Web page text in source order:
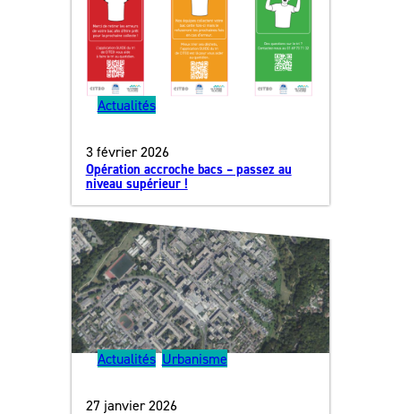
Actualités
3 février 2026
Opération accroche bacs – passez au
niveau supérieur !
Actualités, Urbanisme
27 janvier 2026